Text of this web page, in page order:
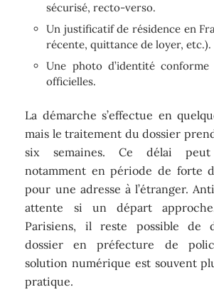
sécurisé, recto-verso.
Un justificatif de résidence en
récente, quittance de loyer, etc.).
Une photo d’identité
officielles.
La démarche s’effectue en
mais le traitement du dossier
six semaines. Ce délai peut
notamment en période de forte
pour une adresse à l’étranger.
attente si un départ
Parisiens, il reste possible de
dossier en préfecture de
solution numérique est souvent
pratique.